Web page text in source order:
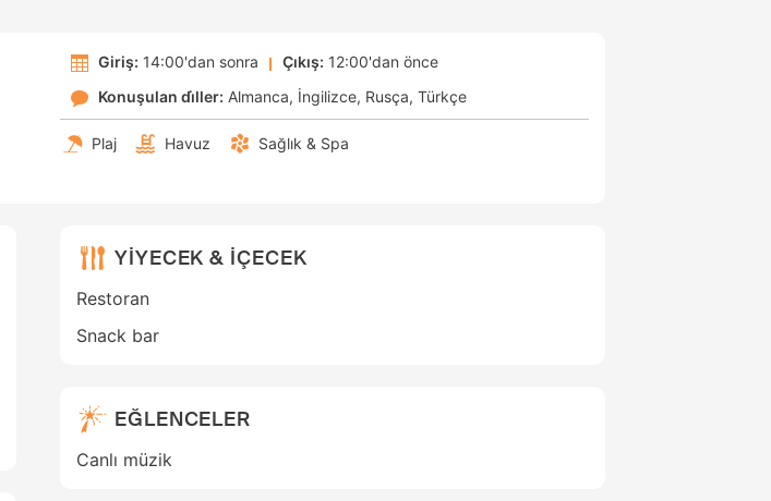
Giriş: 14:00'dan sonra Çıkış: 12:00'dan önce
Konuşulan di̇ller: Almanca İngilizce Rusça Türkçe
Plaj Havuz Sağlık & Spa
YİYECEK & İÇECEK
Restoran
Snack bar
EĞLENCELER
Canlı müzik